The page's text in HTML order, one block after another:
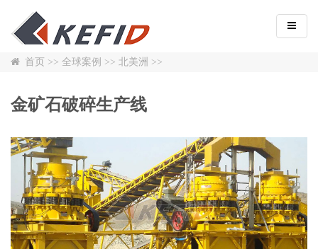
首页 >> 全球案例 >> 北美洲 >>
金矿石破碎生产线